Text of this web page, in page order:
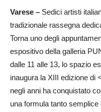
Varese – Sedici artisti
tradizionale rassegna
Torna uno degli
espositivo della galleria
dalle 11 alle 13, lo spazio
inaugura la XIII edizione di
negli anni ha conquistato
una formula tanto